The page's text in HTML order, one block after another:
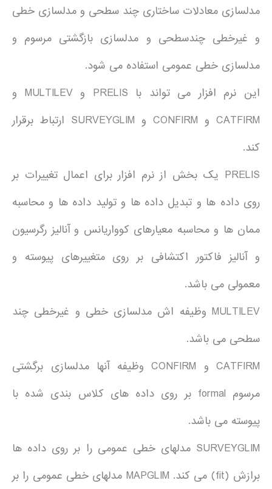
مدلسازی معادلات ساختاری چند سطحی و مدلسازی خطی
و غیرخطی چندسطحی و مدلسازی بازگشتی مرسوم و
مدلسازی خطی عمومی استفاده می شود.
این نرم افزار می تواند با PRELIS و MULTILEV و
CATFIRM و CONFIRM و SURVEYGLIM ارتباط برقرار
کند.
PRELIS یک بخش از نرم افزار برای اعمال تغییرات بر
روی داده ها و تبدیل داده ها و تولید داده ها و محاسبه
ممان ها و محاسبه معیارهای کوواریانس و آنالیز رگرسیون
و آنالیز فاکتور اکتشافی بر روی متغییرهای پیوسته و
معمولی می باشد.
MULTILEV وظیفه اش مدلسازی خطی و غیرخطی چند
سطحی می باشد.
CATFIRM و CONFIRM وظیفه آنها مدلسازی برگشتی
مرسوم formal بر روی داده های کلاس بندی شده با
پیوسته می باشد.
SURVEYGLIM مدلهای خطی عمومی را بر روی داده ها
برازش (fit) می کند. MAPGLIM مدلهای خطی عمومی را بر